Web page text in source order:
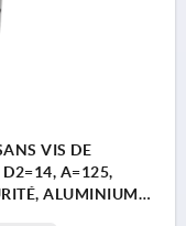
VIS DE
D2=14, A=125,
ALUMINIUM